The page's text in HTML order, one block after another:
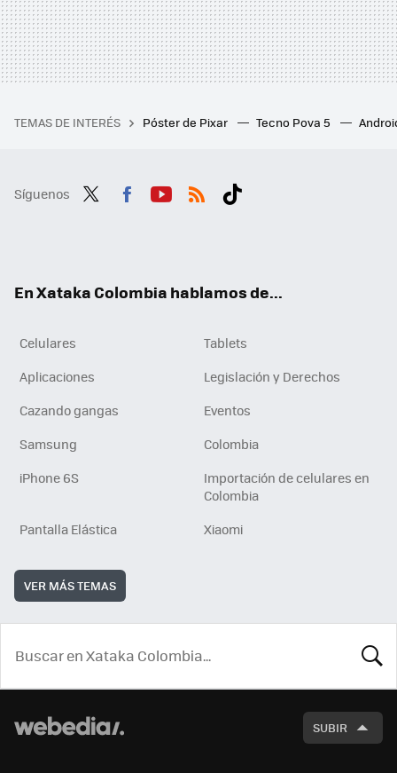
TEMAS DE INTERÉS Póster de Pixar Tecno Pova 5
Síguenos
En Xataka Colombia hablamos de...
Celulares
Tablets
Aplicaciones
Legislación y Derechos
Cazando gangas
Eventos
Samsung
Colombia
iPhone 6S
Importación de celulares en
Colombia
Pantalla Elástica
Xiaomi
VER MÁS TEMAS
SUBIR